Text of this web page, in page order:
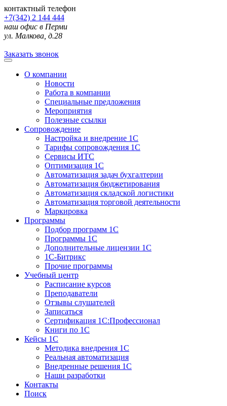
контактный телефон
+7(342) 2 144 444
наш офис в Перми
ул. Малкова, д.28
Заказать звонок
О компании
Новости
Работа в компании
Специальные предложения
Мероприятия
Полезные ссылки
Сопровождение
Настройка и внедрение 1С
Тарифы сопровождения 1С
Сервисы ИТС
Оптимизация 1С
Автоматизация задач бухгалтерии
Автоматизация бюджетирования
Автоматизация складской логистики
Автоматизация торговой деятельности
Маркировка
Программы
Подбор программ 1С
Программы 1С
Дополнительные лицензии 1С
1С-Битрикс
Прочие программы
Учебный центр
Расписание курсов
Преподаватели
Отзывы слушателей
Записаться
Сертификация 1С:Профессионал
Книги по 1С
Кейсы 1С
Методика внедрения 1С
Реальная автоматизация
Внедренные решения 1С
Наши разработки
Контакты
Поиск